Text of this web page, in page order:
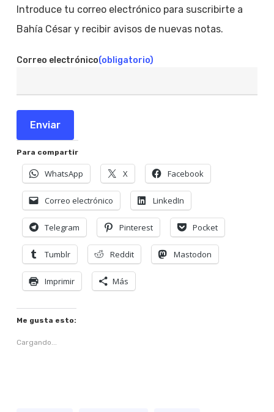
Introduce tu correo electrónico para suscribirte a
Bahía César y recibir avisos de nuevas notas.
Correo electrónico(obligatorio)
Enviar
Para compartir
WhatsApp X Facebook
Correo electrónico LinkedIn
Telegram Pinterest Pocket
Tumblr Reddit Mastodon
Imprimir Más
Me gusta esto:
Cargando...